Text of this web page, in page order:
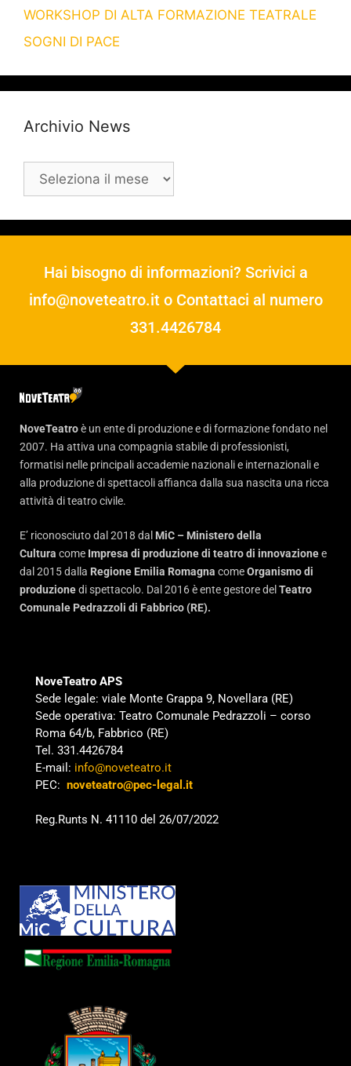
WORKSHOP DI ALTA FORMAZIONE TEATRALE
SOGNI DI PACE
Archivio News
Hai bisogno di informazioni? Scrivici a
info@noveteatro.ito Contattaci al numero
331.4426784
NoveTeatroè un ente di produzione e di formazione fondato nel
2007. Ha attiva una compagnia stabile di professionisti,
formatisi nelle principali accademie nazionali e internazionali e
alla produzione di spettacoli affianca dalla sua nascita una ricca
attività di teatro civile.
E’ riconosciuto dal 2018 dal MiC – Ministero della
Cultura come Impresa di produzione di teatro di innovazionee
dal 2015 dalla Regione Emilia Romagna comeOrganismo di
produzionedi spettacolo. Dal 2016 è ente gestore delTeatro
Comunale Pedrazzoli di Fabbrico (RE).
NoveTeatro APS
Sede legale: viale Monte Grappa 9, Novellara (RE)
Sede operativa: Teatro Comunale Pedrazzoli – corso
Roma 64/b, Fabbrico (RE)
Tel. 331.4426784
E-mail: info@noveteatro.it
PEC: noveteatro@pec-legal.it
Reg.Runts N. 41110 del 26/07/2022